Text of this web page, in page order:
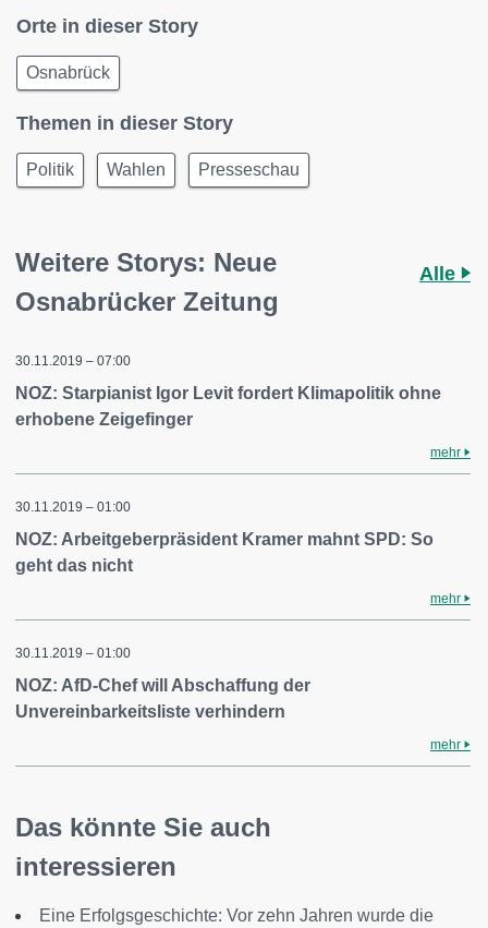
Orte in dieser Story
Osnabrück
Themen in dieser Story
Politik Wahlen Presseschau
Weitere Storys: Neue
Osnabrücker Zeitung
Alle
30.11.2019 – 07:00
NOZ: Starpianist Igor Levit fordert Klimapolitik ohne
erhobene Zeigefinger
mehr
30.11.2019 – 01:00
NOZ: Arbeitgeberpräsident Kramer mahnt SPD: So
geht das nicht
mehr
30.11.2019 – 01:00
NOZ: AfD-Chef will Abschaffung der
Unvereinbarkeitsliste verhindern
mehr
Das könnte Sie auch
interessieren
Eine Erfolgsgeschichte: Vor zehn Jahren wurde die